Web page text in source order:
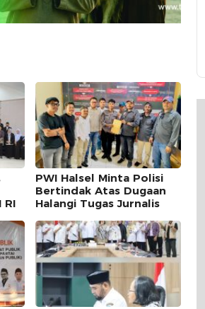
RI
PWI Halsel Minta Polisi
Bertindak Atas Dugaan
Halangi Tugas Jurnalis